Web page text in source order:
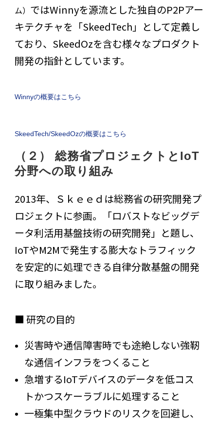
ム） ではWinnyを源流とした独自のP2Pアー
キテクチャを「SkeedTech」として定義し
ており、SkeedOzを含む様々なプロダクト
開発の指針としています。
Winnyの概要はこちら
SkeedTech/SkeedOzの概要はこちら
（２） 総務省プロジェクトとIoT
分野への取り組み
2013年、Ｓｋｅｅｄは総務省の研究開発プ
ロジェクトに参画。「ロバストなビッグデ
ータ利活用基盤技術の研究開発」と題し、
IoTやM2Mで発生する膨大なトラフィック
を安定的に処理できる自律分散基盤の開発
に取り組みました。
■ 研究の目的
災害時や通信障害時でも途絶しない強靭
な通信インフラをつくること
急増するIoTデバイスのデータを低コス
トかつスケーラブルに処理すること
一極集中型クラウドのリスクを回避し、